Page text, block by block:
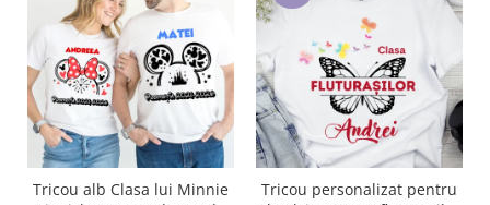
Tricou alb Clasa lui Minnie
Tricou personalizat pentru